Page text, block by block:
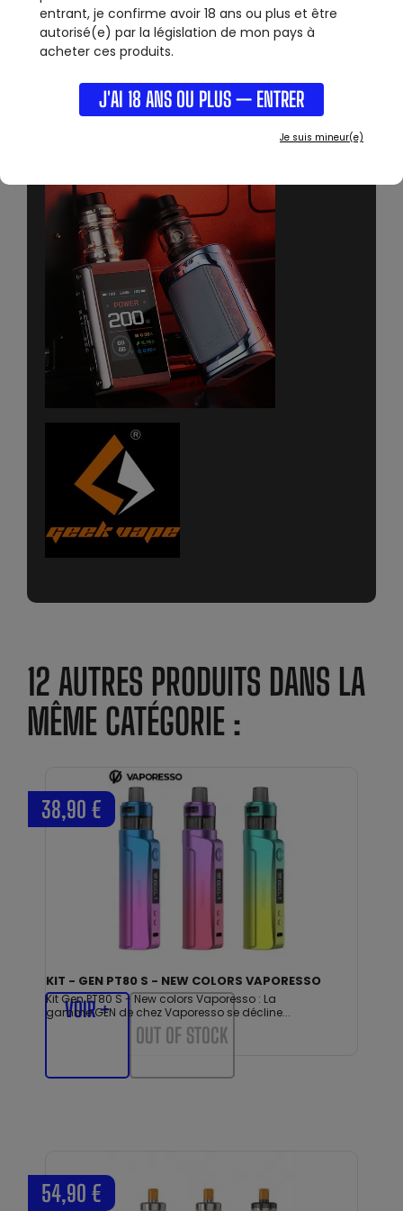
entrant, je confirme avoir 18 ans ou plus et être
autorisé(e) par la législation de mon pays à
acheter ces produits.
J'AI 18 ANS OU PLUS — ENTRER
Je suis mineur(e)
12 AUTRES PRODUITS DANS LA
MÊME CATÉGORIE :
KIT - GEN PT80 S - NEW COLORS VAPORESSO
Kit Gen PT80 S - New colors Vaporesso : La
gamme GEN de chez Vaporesso se décline...
38,90 €
VOIR +
OUT OF STOCK
54,90 €